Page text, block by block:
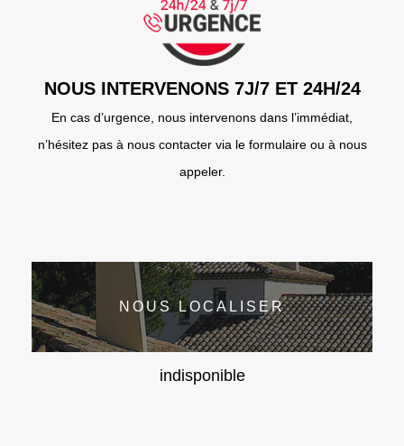
NOUS INTERVENONS 7J/7 ET 24H/24
En cas d’urgence, nous intervenons dans l’immédiat,
n’hésitez pas à nous contacter via le formulaire ou à nous
appeler.
NOUS LOCALISER
indisponible